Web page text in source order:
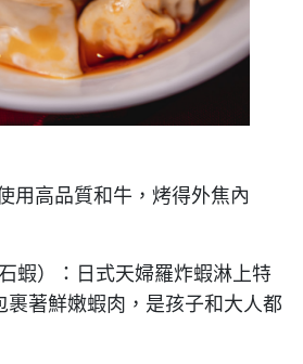
用高品質和牛，烤得外焦內
蝦）：日式天婦羅炸蝦淋上特
裹著鮮嫩蝦肉，是孩子和大人都